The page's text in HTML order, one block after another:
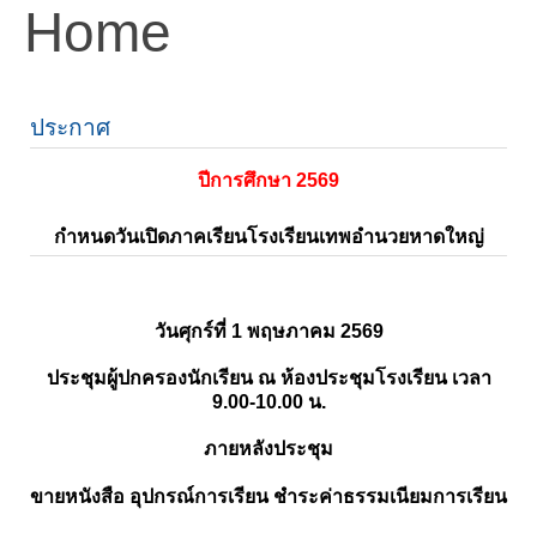
Home
ประกาศ
ปีการศึกษา 2569
กำหนดวันเปิดภาคเรียนโรงเรียนเทพอำนวยหาดใหญ่
วันศุกร์ที่ 1 พฤษภาคม 2569
ประชุมผู้ปกครองนักเรียน ณ ห้องประชุมโรงเรียน เวลา
9.00-10.00 น.
ภายหลังประชุม
ขายหนังสือ อุปกรณ์การเรียน ชำระค่าธรรมเนียมการเรียน